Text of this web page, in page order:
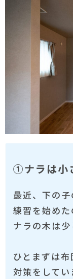
①ナラは小
最近、下の
練習を始め
ナラの木は少
ひとまずは布
対策をしてい